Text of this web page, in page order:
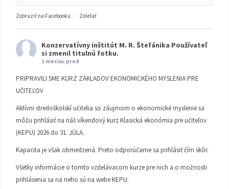
Zobraziť na Facebooku · Zdieľať
Konzervatívny inštitút M. R. Štefánika Používateľ
si zmenil titulnú fotku.
1 mesiac pred
PRIPRAVILI SME KURZ ZÁKLADOV EKONOMICKÉHO MYSLENIA PRE
UČITEĽOV
Aktívni stredoškolskí učitelia so záujmom o ekonomické myslenie sa
môžu prihlásiť na náš víkendový kurz Klasická ekonómia pre učiteľov
(KEPU) 2026 do 31. JÚLA.
Kapacita je však obmedzená. Preto odporúčame sa prihlásiť čím skôr.
Všetky informácie o tomto vzdelávacom kurze pre nich a o možnosti
prihlásenia sa na neho sú na webe KEPU: